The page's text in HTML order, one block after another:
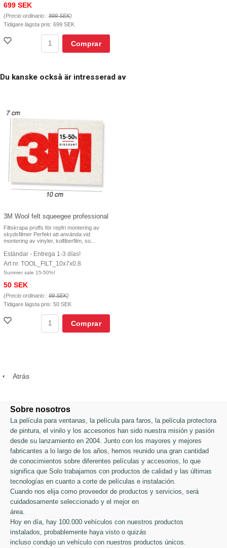
699 SEK
(Precio ordinario : 899 SEK)
Tidigare lägsta pris: 699 SEK
Comprar
Du kanske också är intresserad av
3M Wool felt squeegee professional
Filtskrapa proffs för repfri montering av
skydsfilmer Perfekt att använda vid
montering av vinyler, kolfiberfilm, so...
Estándar - Entrega 1-3 días!
Art nr. TOOL_FILT_10x7x0.8
Summer sale 15-50%!
50 SEK
(Precio ordinario : 99 SEK)
Tidigare lägsta pris: 50 SEK
Comprar
Atrás
Sobre nosotros
La película para ventanas, la película para faros, la película protectora
de pintura, el vinilo y los accesorios han sido nuestra misión y pasión
desde su lanzamiento en 2004. Junto con los mayores y mejores
fabricantes a lo largo de los años, hemos reunido una gran cantidad
de conocimientos sobre diferentes películas y accesorios, lo que
significa que Solo trabajamos con productos de calidad y las últimas
tecnologías en cuanto a corte de películas e instalación.
Cuando nos elija como proveedor de productos y servicios, será
cuidadosamente seleccionado y el mejor en
área.
Hoy en día, hay 100.000 vehículos con nuestros productos
instalados, probablemente haya visto o quizás
incluso condujo un vehículo con nuestros productos únicos.